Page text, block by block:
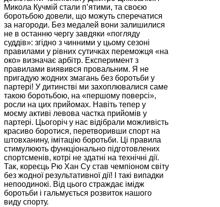
Микола Кучмій стали п’ятими, та своєю
боротьбою довели, що можуть сперечатися
за нагороди. Без медалей вони залишилися
не в останню чергу завдяки «погляду
суддів»: згідно з чинними у цьому сезоні
правилами у рівних сутичках переможця «на
око» визначає арбітр. Експеримент з
правилами виявився провальним. Я не
пригадую жодних змагань без боротьби у
партері! У дитинстві ми захоплювалися саме
такою боротьбою, на «першому поверсі»,
росли на цих прийомах. Навіть тепер у
моєму активі левова частка прийомів у
партері. Цьогоріч у нас відібрали можливість
красиво боротися, перетворивши спорт на
штовханину, імітацію боротьби. Ці правила
стимулюють функціонально підготовлених
спортсменів, котрі не здатні на технічні дії.
Так, кореєць Рю Хан Су став чемпіоном світу
без жодної результативної дії! І такі випадки
непоодинокі. Від цього страждає імідж
боротьби і гальмується розвиток нашого
виду спорту.